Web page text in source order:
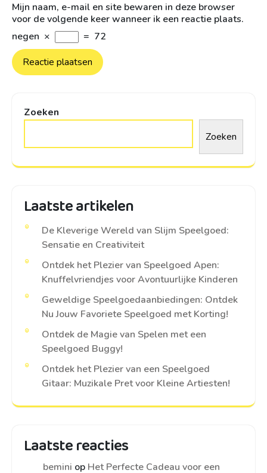
Mijn naam, e-mail en site bewaren in deze browser
voor de volgende keer wanneer ik een reactie plaats.
negen × = 72
Zoeken
Zoeken
Laatste artikelen
De Kleverige Wereld van Slijm Speelgoed:
Sensatie en Creativiteit
Ontdek het Plezier van Speelgoed Apen:
Knuffelvriendjes voor Avontuurlijke Kinderen
Geweldige Speelgoedaanbiedingen: Ontdek
Nu Jouw Favoriete Speelgoed met Korting!
Ontdek de Magie van Spelen met een
Speelgoed Buggy!
Ontdek het Plezier van een Speelgoed
Gitaar: Muzikale Pret voor Kleine Artiesten!
Laatste reacties
bemini op Het Perfecte Cadeau voor een